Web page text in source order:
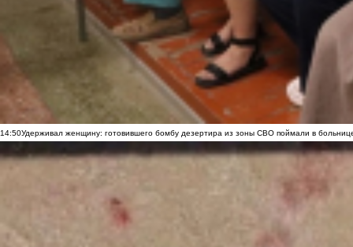
14:50Удерживал женщину: готовившего бомбу дезертира из зоны СВО поймали в